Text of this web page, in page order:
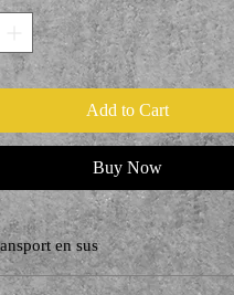
Add to Cart
Buy Now
en sus